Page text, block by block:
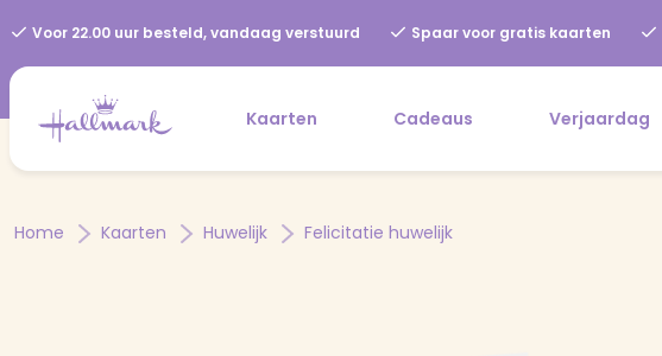
Voor 22.00 uur besteld, vandaag verstuurd Spaar voor gratis kaarten
Kaarten Cadeaus Verjaardag
Home Kaarten Huwelijk Felicitatie huwelijk